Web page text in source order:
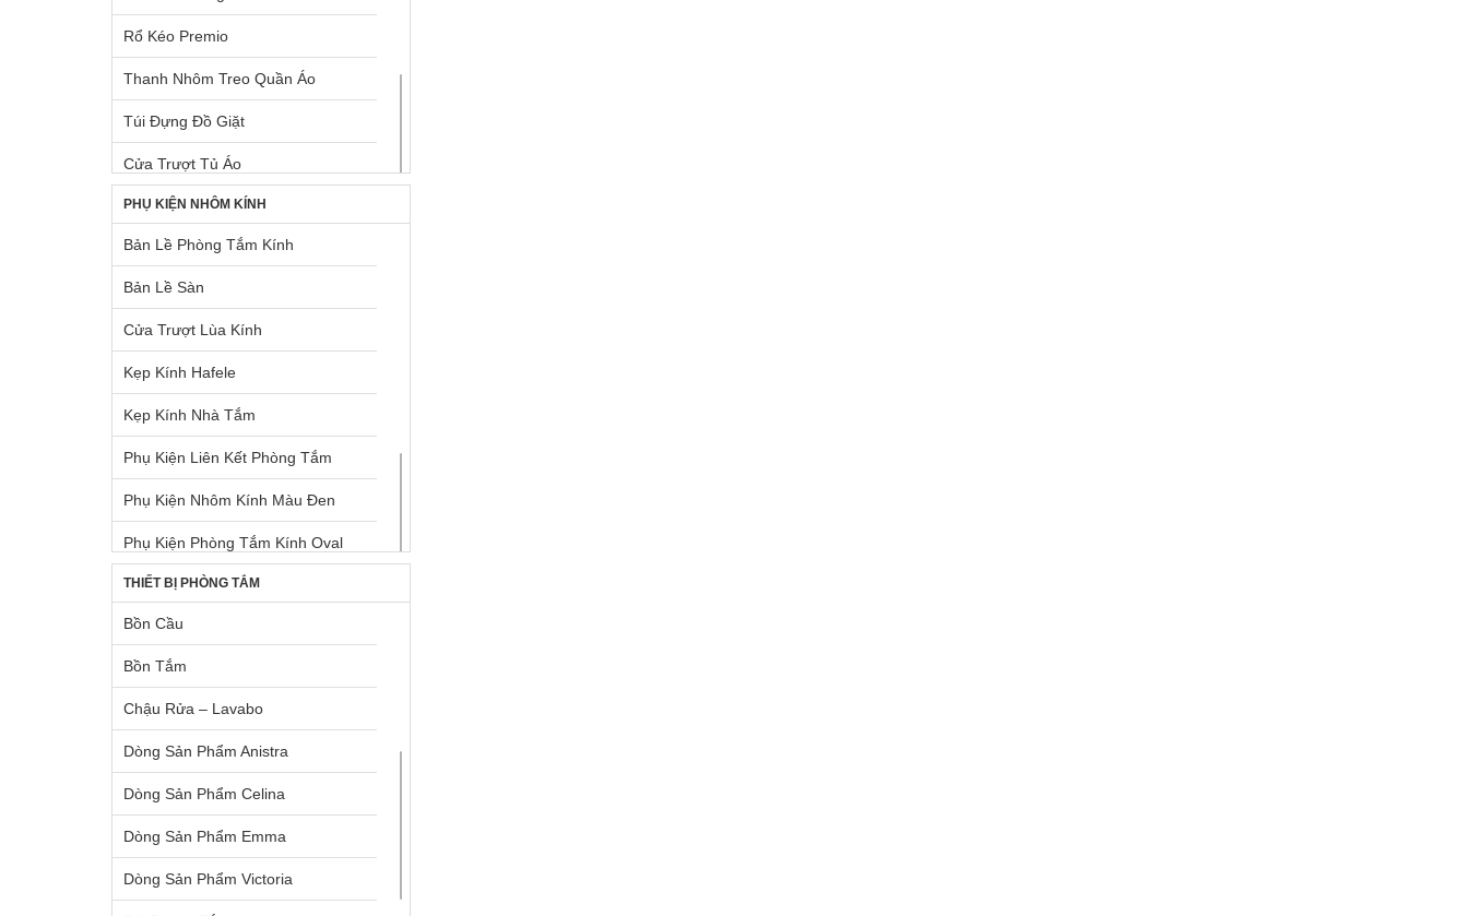
Ray Hộp Hafele
Ray Trượt Điện Tự Động
Rổ Chứa Dụng Cụ Vệ Sinh
Rổ Kéo Dùng Cho Tủ Cao
Rổ Kéo Dùng Cho Tủ Dưới
Rổ Kéo Góc
Tấm Lót Hộc Tủ
Tay Nắm Dạng Thanh Nhôm
Tay Nắm Tủ
Tay Nắm Tủ Âm
Tay Nâng Blum
Tay Nâng Hafele
Thùng Rác
Rổ Kéo Premio
Thanh Nhôm Treo Quần Áo
Túi Đựng Đồ Giặt
Cửa Trượt Tủ Áo
Khay Cho Khung Kéo Elite
Khung Kéo Elite
Khung Treo Quần Áo Elite
PHỤ KIỆN NHÔM KÍNH
Bản Lề Phòng Tắm Kính
Bản Lề Sàn
Cửa Trượt Lùa Kính
Kẹp Kính Hafele
Kẹp Kính Nhà Tắm
Phụ Kiện Liên Kết Phòng Tắm
Phụ Kiện Nhôm Kính Màu Đen
Phụ Kiện Phòng Tắm Kính Oval
Phụ Kiện Phòng Tắm Kính Vuông
Ron Định Vị Kính
Tay Nắm Cửa Kính
THIẾT BỊ PHÒNG TẮM
Bồn Cầu
Bồn Tắm
Chậu Rửa – Lavabo
Dòng Sản Phẩm Anistra
Dòng Sản Phẩm Celina
Dòng Sản Phẩm Emma
Dòng Sản Phẩm Victoria